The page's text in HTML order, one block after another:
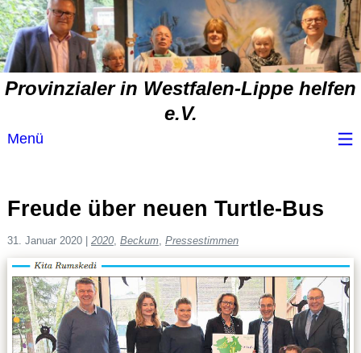
Provinzialer in Westfalen-Lippe helfen
e.V.
Menü
Service
Spendenvorschlag
Spendenübersicht
Freude über neuen Turtle-Bus
31. Januar 2020 | 2020 Beckum Pressestimmen